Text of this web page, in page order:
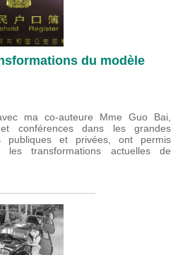
du modèle
ma co-auteure Mme Guo Bai,
conférences dans les grandes
publiques et privées, ont permis
transformations actuelles de